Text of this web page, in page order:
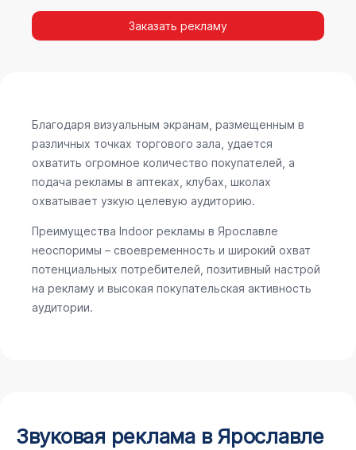
местах продаж, поскольку воздействие на
покупателя в момент выбора товара наиболее
Indoor рекламы.
Заказать рекламу
Благодаря визуальным экранам, размещенным в
различных точках торгового зала, удается
охватить огромное количество покупателей, а
подача рекламы в аптеках, клубах, школах
охватывает узкую целевую аудиторию.
Преимущества Indoor рекламы в Ярославле
неоспоримы – своевременность и широкий охват
потенциальных потребителей, позитивный настрой
на рекламу и высокая покупательская активность
аудитории.
Звуковая реклама в Ярославле